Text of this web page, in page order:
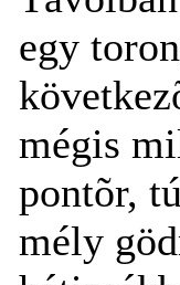
egy
mégis
pontõr,
mély